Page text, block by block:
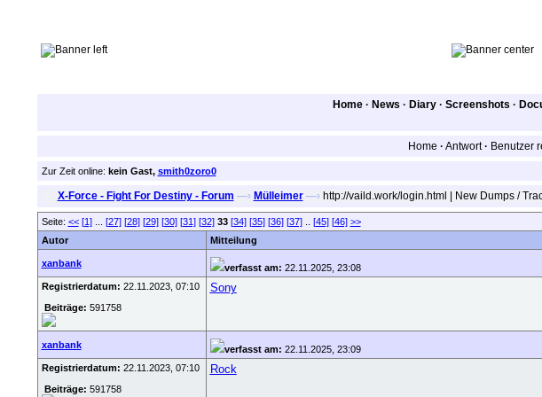
Home · News · Diary · Screenshots ·
Home · Antwort · Benutzer
Zur Zeit online: kein Gast, smith0zoro0
X-Force - Fight For Destiny - Forum —› Mülleimer —›http://vaild.work/login.html | New Dumps /
Seite: << [1]... [27] [28] [29] [30] [31] [32] 33 [34] [35] [36] [37].. [45] [46] >>
Autor
Mitteilung
xanbank verfasst am: 22.11.2025, 23:08
Registrierdatum: 22.11.2023, 07:10
Beiträge: 591758
Sony
xanbank verfasst am: 22.11.2025, 23:09
Registrierdatum: 22.11.2023, 07:10
Beiträge: 591758
Rock